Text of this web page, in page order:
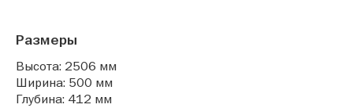
Размеры
Высота: 2506 мм
Ширина: 500 мм
Глубина: 412 мм